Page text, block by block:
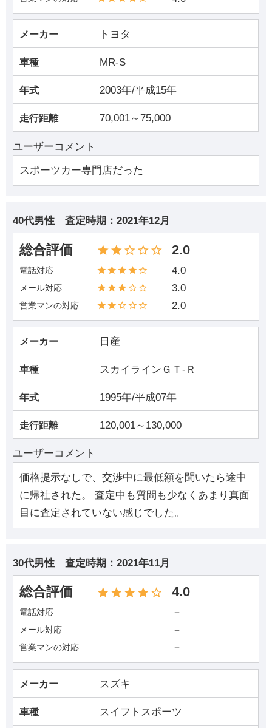
メーカー トヨタ
車種 MR-S
年式 2003年/平成15年
走行距離 70,001～75,000
ユーザーコメント
スポーツカー専門店だった
40代男性 査定時期： 2021年12月
総合評価 2.0
電話対応 4.0
メール対応 3.0
営業マンの対応 2.0
メーカー 日産
車種 スカイラインＧＴ‐Ｒ
年式 1995年/平成07年
走行距離 120,001～130,000
ユーザーコメント
価格提示なしで、交渉中に最低額を聞いたら途中
に帰社された。 査定中も質問も少なくあまり真面
目に査定されていない感じでした。
30代男性 査定時期： 2021年11月
総合評価 4.0
電話対応 －
メール対応 －
営業マンの対応 －
メーカー スズキ
車種 スイフトスポーツ